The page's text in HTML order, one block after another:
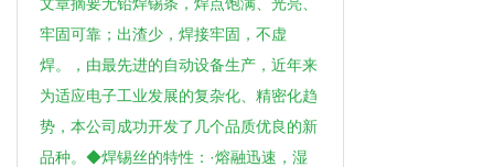
牢固可靠；出渣少，焊接牢固，不虚
焊。，由最先进的自动设备生产，近年来
为适应电子工业发展的复杂化、精密化趋
势，本公司成功开发了几个品质优良的新
品种。◆焊锡丝的特性：·熔融迅速，湿